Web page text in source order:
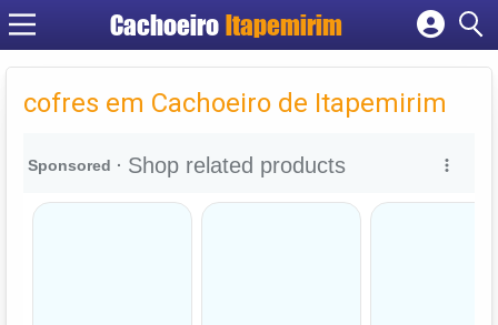
Cachoeiro Itapemirim
Cadastrar empresa
Criar conta
cofres em Cachoeiro de Itapemirim